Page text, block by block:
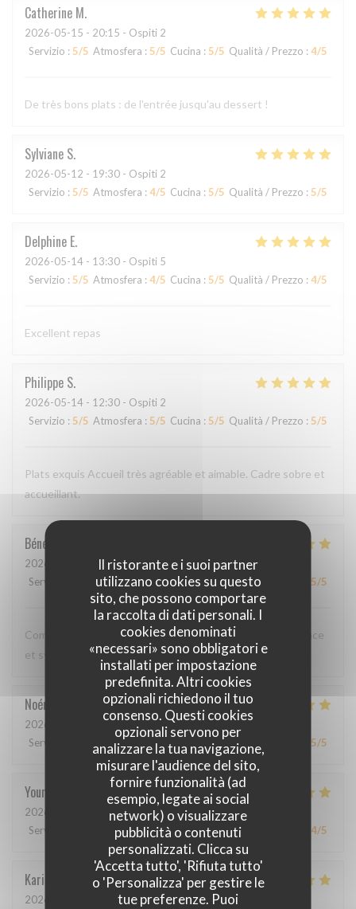
Il ristorante e i suoi partner
utilizzano cookies su questo
sito, che possono comportare
la raccolta di dati personali. I
cookies denominati
«necessari» sono obbligatori e
installati per impostazione
predefinita. Altri cookies
opzionali richiedono il tuo
consenso. Questi cookies
opzionali servono per
analizzare la tua navigazione,
misurare l'audience del sito,
fornire funzionalità (ad
esempio, legate ai social
network) o visualizzare
pubblicità o contenuti
personalizzati. Clicca su
'Accetta tutto', 'Rifiuta tutto'
o 'Personalizza' per gestire le
tue preferenze. Puoi
Catherine M
2026-05-15 - 20:15 - Ospiti 2
Servizio : 5/5 Atmosfera : 5/5 Cucina : 5/5 Qualità / Prezzo : 4/5
De très bons plats : de l'entrée jusqu'au dessert !
Sylviane S
2026-05-12 - 19:30 - Ospiti 2
Servizio : 5/5 Atmosfera : 4/5 Cucina : 5/5 Qualità / Prezzo : 5/5
Delphine E
2026-05-14 - 13:30 - Ospiti 5
Servizio : 5/5 Atmosfera : 4/5 Cucina : 5/5 Qualità / Prezzo : 4/5
Excellent repas
Philippe S
2026-05-14 - 12:30 - Ospiti 2
Servizio : 5/5 Atmosfera : 5/5 Cucina : 5/5 Qualità / Prezzo : 5/5
Plats exquis Accueil très agréable et aimable. Cadre sobre et
accueillant.
Bénédicte
2026-05-12
- 20:00 - Ospiti 3
Servizio
Atmosfera:5 /5 Cucina :5/5 Qualità / Prezzo 5/5
Comme toujours, cuisine excellente, service discret, efficace
et sympathique. Merci beaucoup !
Noémie
2026-05-06
- 13:00 - Ospiti 2
Servizio
Atmosfera /5 Cucina 5 /5 Qualità / Prezzo 5/5
Youri
2026-04-22
- 12:00 - Ospiti 2
Servizio
Atmosfera: 4/5 Cucina: 5/5 Qualità / Prezzo 4/5
Karin
2026-05-01
- 19:15 - Ospiti 3